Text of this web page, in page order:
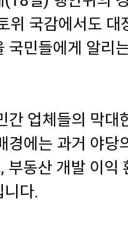
위 국감에서도
국민들에게 알리
간 업체들의 막
경에는 과거 야당
부동산 개발 이익
니다.